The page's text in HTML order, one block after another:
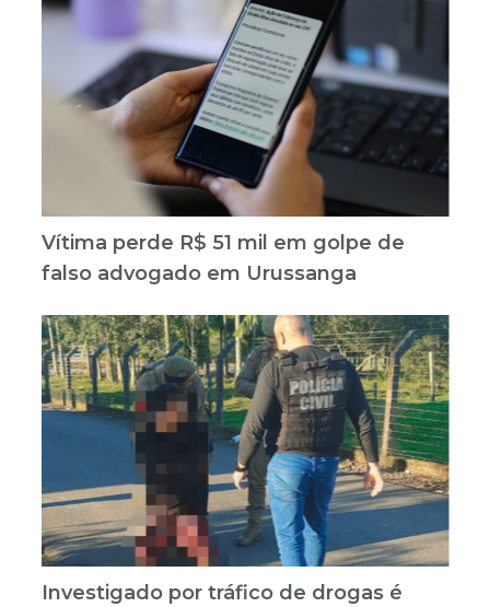
Vítima perde R$ 51 mil em golpe de
falso advogado em Urussanga
Investigado por tráfico de drogas é